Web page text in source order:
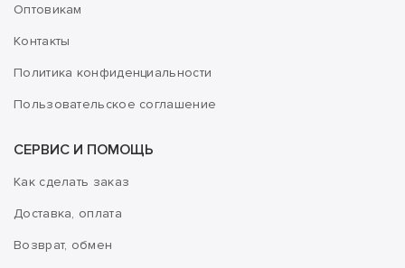
Оптовикам
Контакты
Политика конфиденциальности
Пользовательское соглашение
СЕРВИС И ПОМОЩЬ
Как сделать заказ
Доставка, оплата
Возврат, обмен